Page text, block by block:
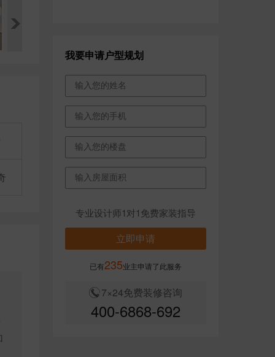
我要申请户型规划
专业设计师1对1免费家装指导
立即申请
已有235业主申请了此服务
7×24免费装修咨询
400-6868-692